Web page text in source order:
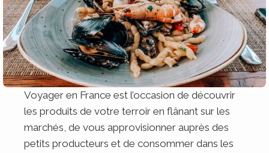
Voyager en France est l’occasion de découvrir
les produits de votre terroir en flânant sur les
marchés, de vous approvisionner auprès des
petits producteurs et de consommer dans les